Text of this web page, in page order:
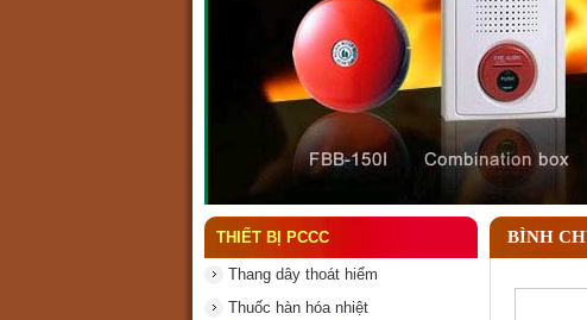
THIẾT BỊ PCCC
Thang dây thoát hiểm
Thuốc hàn hóa nhiệt
BÌNH